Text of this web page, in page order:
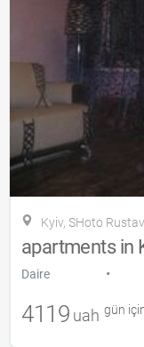
Kyiv, SHoto
apartments in
Daire •
4119 uah gün